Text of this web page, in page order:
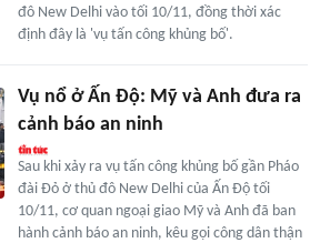
đô New Delhi vào tối 10/11, đồng thời xác
định đây là 'vụ tấn công khủng bố'.
Vụ nổ ở Ấn Độ: Mỹ và Anh đưa ra
cảnh báo an ninh
Sau khi xảy ra vụ tấn công khủng bố gần Pháo
đài Đỏ ở thủ đô New Delhi của Ấn Độ tối
10/11, cơ quan ngoại giao Mỹ và Anh đã ban
hành cảnh báo an ninh, kêu gọi công dân thận